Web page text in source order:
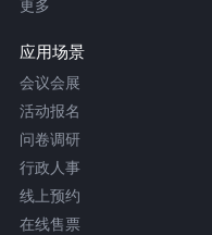
更多
应用场景
会议会展
活动报名
问卷调研
行政人事
线上预约
在线售票